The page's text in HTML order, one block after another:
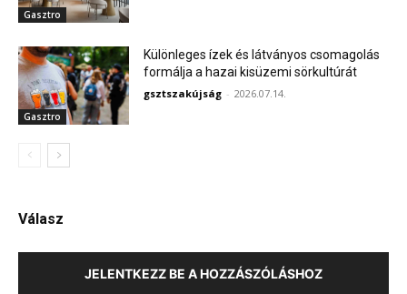
Gasztro
Gasztro
Különleges ízek és látványos csomagolás
formálja a hazai kisüzemi sörkultúrát
gsztszakújság - 2026.07.14.
Válasz
JELENTKEZZ BE A HOZZÁSZÓLÁSHOZ